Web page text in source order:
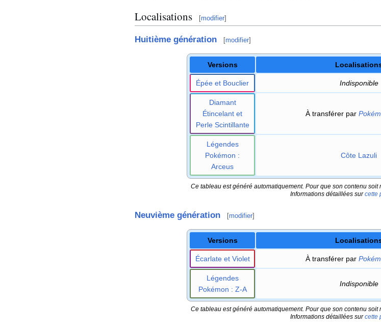
Localisations [modifier]
Huitième génération [modifier]
Versions
Épée et Bouclier Indisponible
Diamant
Étincelant et
Perle Scintillante
À transférer par
Légendes
Pokémon :
Arceus
Côte Lazuli
Ce tableau est généré automatiquement. Pour que son contenu soit
Informations détaillées surcette
Neuvième génération [modifier]
Versions
Écarlate et Violet À transférer par
Légendes
Pokémon : Z-A
Indisponible
Ce tableau est généré automatiquement. Pour que son contenu soit
Informations détaillées surcette